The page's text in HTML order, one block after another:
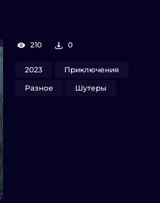
210 0
2023
Приключения
Разное
Шутеры